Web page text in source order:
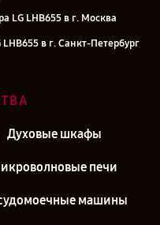
LG LHB655 в г. Москва
в г. Санкт-Петербург
Духовые шкафы
печи
машины